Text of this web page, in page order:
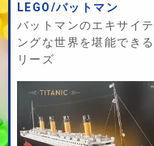
LEGO/バットマン
バットマンのエキサイテ
ングな世界を堪能でき
リーズ